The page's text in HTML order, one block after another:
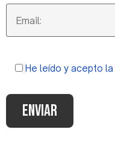
He leído y acepto la